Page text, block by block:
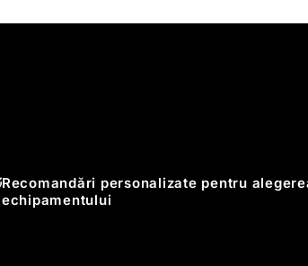
Recomandări personalizate pentru
echipamentului